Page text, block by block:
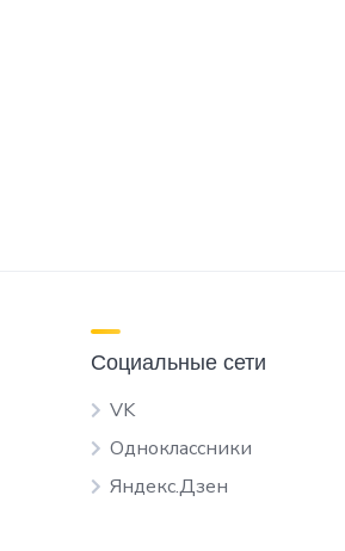
Социальные сети
VK
Одноклассники
Яндекс.Дзен